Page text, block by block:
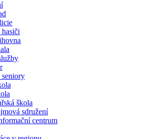
škola
sdružení
centrum